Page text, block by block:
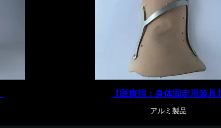
【医療用：身体固定用装具】
アルミ製品